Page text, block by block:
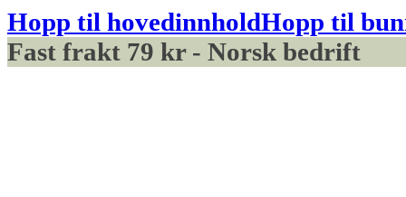
Hopp til hovedinnholdHopp til
Fast frakt 79 kr - Norsk bedrift